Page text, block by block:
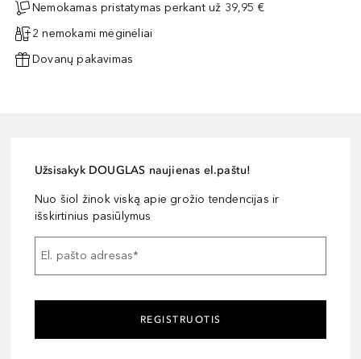
Nemokamas pristatymas perkant už 39,95 €
2 nemokami mėginėliai
Dovanų pakavimas
Užsisakyk DOUGLAS naujienas el.paštu!
Nuo šiol žinok viską apie grožio tendencijas ir
išskirtinius pasiūlymus
El. pašto adresas*
REGISTRUOTIS